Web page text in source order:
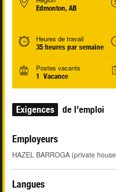
Edmonton, AB
Heures de travail
35 heures par semaine
Postes vacants
1 Vacance
Exigences de l'emploi
Employeurs
HAZEL BARROGA (private
Langues